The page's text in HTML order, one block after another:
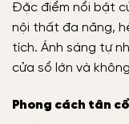
Đặc điểm nổi bật
nội thất đa năng,
tích. Ánh sáng tự
cửa sổ lớn và
Phong cách tân